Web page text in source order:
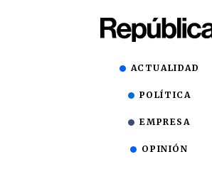
ACTUALIDAD
POLÍTICA
EMPRESA
OPINIÓN